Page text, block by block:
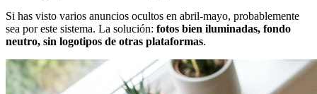
Si has visto varios anuncios ocultos en abril-mayo, probablemente
sea por este sistema. La solución: fotos bien iluminadas, fondo
neutro, sin logotipos de otras plataformas.